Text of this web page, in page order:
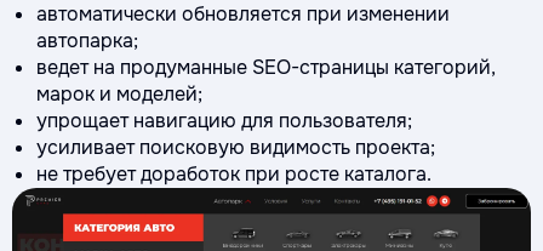
автоматически обновляется при изменении
автопарка;
ведет на продуманные SEO-страницы категорий,
марок и моделей;
упрощает навигацию для пользователя;
усиливает поисковую видимость проекта;
не требует доработок при росте каталога.